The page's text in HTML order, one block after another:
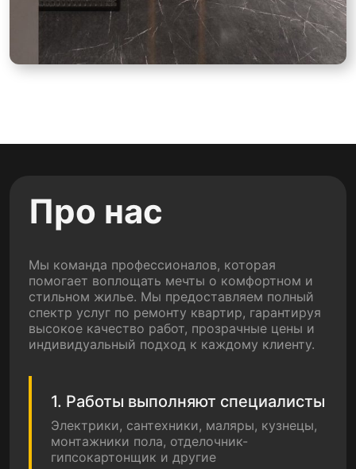
Про нас
Мы команда профессионалов, которая
помогает воплощать мечты о комфортном и
стильном жилье. Мы предоставляем полный
спектр услуг по ремонту квартир, гарантируя
высокое качество работ, прозрачные цены и
индивидуальный подход к каждому клиенту.
1. Работы выполняют специалисты
Электрики, сантехники, маляры, кузнецы,
монтажники пола, отделочник-
гипсокартонщик и другие